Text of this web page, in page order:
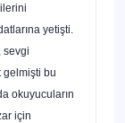
yetişti.
sevgi
gelmişti bu
okuyucuların
için